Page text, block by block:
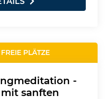
FREIE PLÄTZE
-
sanften